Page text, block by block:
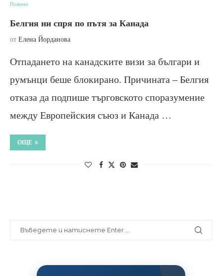
Новини
Белгия ни спря по пътя за Канада
от Елена Йорданова
Отпадането на канадските визи за българи и
румънци беше блокирано. Причината – Белгия
отказа да подпише търговското споразумение
между Европейския съюз и Канада …
ОЩЕ